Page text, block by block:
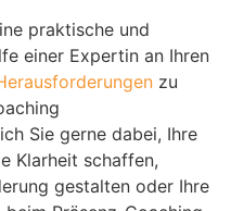
praktische und
einer Expertin an Ihren
zu
Sie gerne dabei, Ihre
Klarheit schaffen,
gestalten oder Ihre